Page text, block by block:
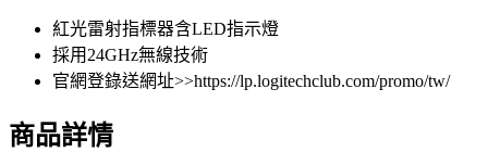
紅光雷射指標器含LED指示燈
採用24GHz無線技術
官網登錄送網址>>https://lp.logitechclub.com/promo/tw/
商品詳情